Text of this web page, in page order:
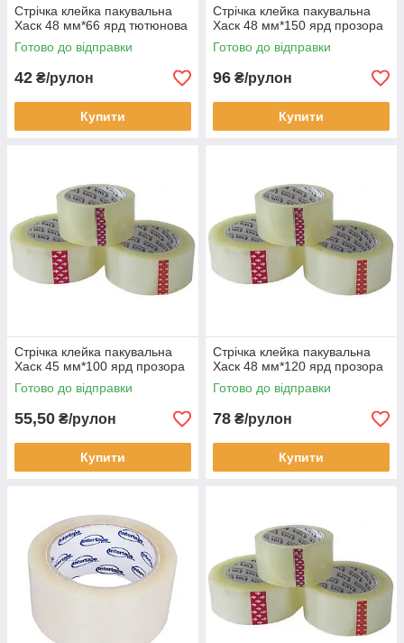
Стрічка клейка пакувальна
Хаск 48 мм*66 ярд тютюнова
Готово до відправки
42 ₴/рулон
Купити
Стрічка клейка пакувальна
Хаск 48 мм*150 ярд прозора
Готово до відправки
96 ₴/рулон
Купити
Стрічка клейка пакувальна
Хаск 45 мм*100 ярд прозора
Готово до відправки
55,50 ₴/рулон
Купити
Стрічка клейка пакувальна
Хаск 48 мм*120 ярд прозора
Готово до відправки
78 ₴/рулон
Купити